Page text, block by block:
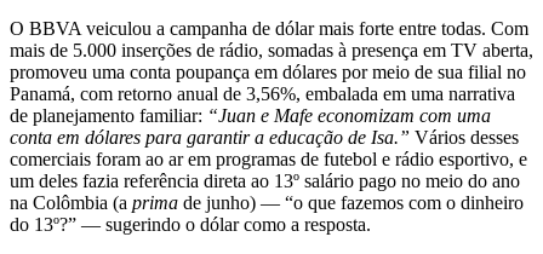
O BBVA veiculou a campanha de dólar mais forte entre todas. Com
mais de 5.000 inserções de rádio, somadas à presença em TV aberta,
promoveu uma conta poupança em dólares por meio de sua filial no
Panamá, com retorno anual de 3,56%, embalada em uma narrativa
de planejamento familiar: “Juan e Mafe economizam com uma
conta em dólares para garantir a educação de Isa.” Vários desses
comerciais foram ao ar em programas de futebol e rádio esportivo, e
um deles fazia referência direta ao 13º salário pago no meio do ano
na Colômbia (a prima de junho) — “o que fazemos com o dinheiro
do 13º?” — sugerindo o dólar como a resposta.